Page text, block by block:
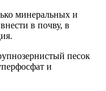
минеральных и
в почву, в
песок
и